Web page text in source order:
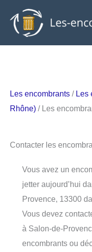
contenu
Les encombrants / Les
Rhône) / Les
Contacter les
Vous avez un
jetter aujourd’hui
Provence, 13300
Vous devez
à Salon-de-
encombrants ou